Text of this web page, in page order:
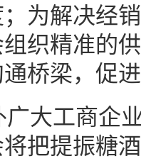
为解决经
织精准的
桥梁，促
大工商企
把提振糖